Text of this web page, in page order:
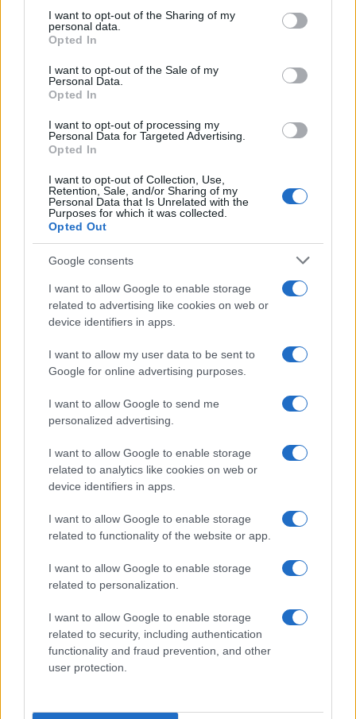
not limited to your visit or usage behaviour. You may click to
grant or deny consent to Google and its third-party tags to
use your data for below specified purposes in below Google
consent section.
I want to opt-out of the Sharing of my
personal data.
Opted In
I want to opt-out of the Sale of my
Personal Data.
Opted In
I want to opt-out of processing my
Personal Data for Targeted Advertising.
Opted In
I want to opt-out of Collection, Use,
Retention, Sale, and/or Sharing of my
Personal Data that Is Unrelated with the
Purposes for which it was collected.
Opted Out
Google consents
I want to allow Google to enable storage
related to advertising like cookies on web or
device identifiers in apps.
I want to allow my user data to be sent to
Google for online advertising purposes.
I want to allow Google to send me
personalized advertising.
I want to allow Google to enable storage
related to analytics like cookies on web or
device identifiers in apps.
I want to allow Google to enable storage
related to functionality of the website or app.
I want to allow Google to enable storage
related to personalization.
I want to allow Google to enable storage
related to security, including authentication
functionality and fraud prevention, and other
user protection.
Francesca Lombardi · 7 Ago 2026
NOTIZIE
Scoperte carcasse di moto e motori in container
destinati al Senegal
Ilaria Mauri · 4 Ago 2026
Nuova Zelanda: ondata di freddo eccezionale porta
neve a bassa quota
Francesca Lombardi · 4 Ago 2026
PIÙ LETTI